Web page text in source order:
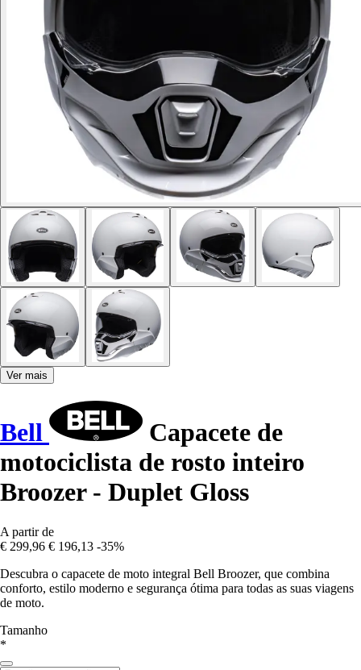
Ver mais
Bell
Capacete de
motociclista de rosto inteiro
Broozer - Duplet Gloss
A partir de
€ 299,96 € 196,13 -35%
Descubra o capacete de moto integral Bell Broozer, que combina
conforto, estilo moderno e segurança ótima para todas as suas viagens
de moto.
Tamanho
*